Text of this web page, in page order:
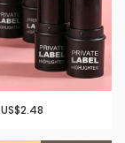
US$2.48